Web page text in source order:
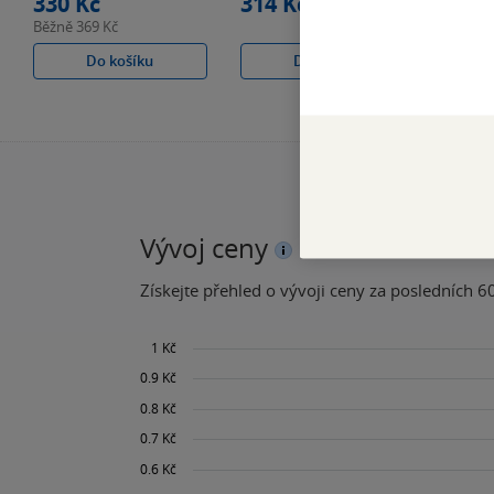
Běžně 369 Kč
Do košíku
Do košíku
Vývoj ceny
Získejte přehled o vývoji ceny za posledních